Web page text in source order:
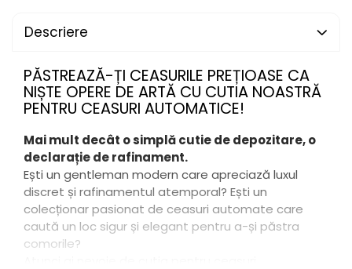
Descriere
PĂSTREAZĂ-ȚI CEASURILE PREȚIOASE CA
NIȘTE OPERE DE ARTĂ CU CUTIA NOASTRĂ
PENTRU CEASURI AUTOMATICE!
Mai mult decât o simplă cutie de depozitare, o
declarație de rafinament.
Ești un gentleman modern care apreciază luxul
discret și rafinamentul atemporal? Ești un
colecționar pasionat de ceasuri automate care
caută un loc sigur și elegant pentru a-și păstra
comorile?